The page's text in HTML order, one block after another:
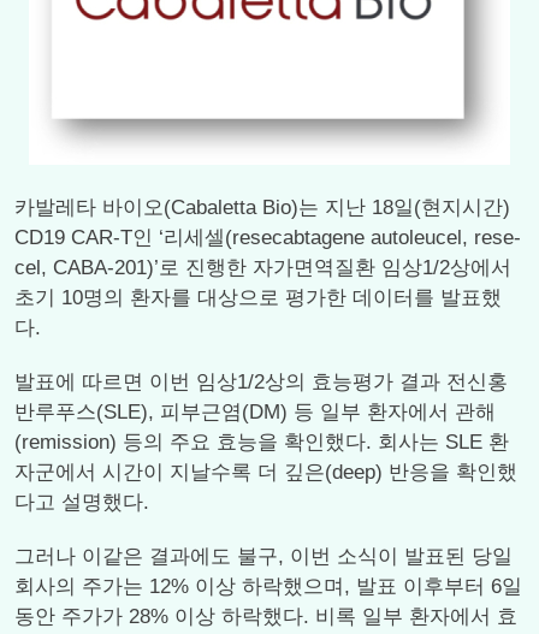
카발레타 바이오(Cabaletta Bio)는 지난 18일(현지시간)
CD19 CAR-T인 ‘리세셀(resecabtagene autoleucel, rese-
cel, CABA-201)’로 진행한 자가면역질환 임상1/2상에서
초기 10명의 환자를 대상으로 평가한 데이터를 발표했
다.
발표에 따르면 이번 임상1/2상의 효능평가 결과 전신홍
반루푸스(SLE), 피부근염(DM) 등 일부 환자에서 관해
(remission) 등의 주요 효능을 확인했다. 회사는 SLE 환
자군에서 시간이 지날수록 더 깊은(deep) 반응을 확인했
다고 설명했다.
그러나 이같은 결과에도 불구, 이번 소식이 발표된 당일
회사의 주가는 12% 이상 하락했으며, 발표 이후부터 6일
동안 주가가 28% 이상 하락했다. 비록 일부 환자에서 효